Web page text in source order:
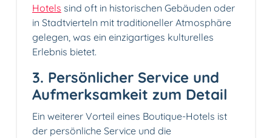
Hotels sind oft in historischen Gebäuden oder
in Stadtvierteln mit traditioneller Atmosphäre
gelegen, was ein einzigartiges kulturelles
Erlebnis bietet.
3. Persönlicher Service und
Aufmerksamkeit zum Detail
Ein weiterer Vorteil eines Boutique-Hotels ist
der persönliche Service und die